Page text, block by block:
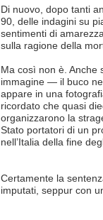
Di nuovo, dopo tanti
90, delle indagini su
sentimenti di
sulla ragione della
Ma così non è. Anche
immagine — il buco
appare in una
ricordato che quasi
organizzarono la
Stato portatori di un
nell’Italia della fine
Certamente la
imputati, seppur con